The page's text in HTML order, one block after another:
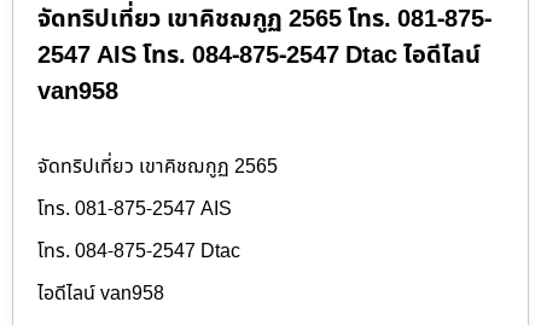
จัดทริปเที่ยว เขาคิชฌกูฏ 2565 โทร. 081-875-
2547 AIS โทร. 084-875-2547 Dtac ไอดีไลน์
van958
จัดทริปเที่ยว เขาคิชฌกูฏ 2565
โทร. 081-875-2547 AIS
โทร. 084-875-2547 Dtac
ไอดีไลน์ van958